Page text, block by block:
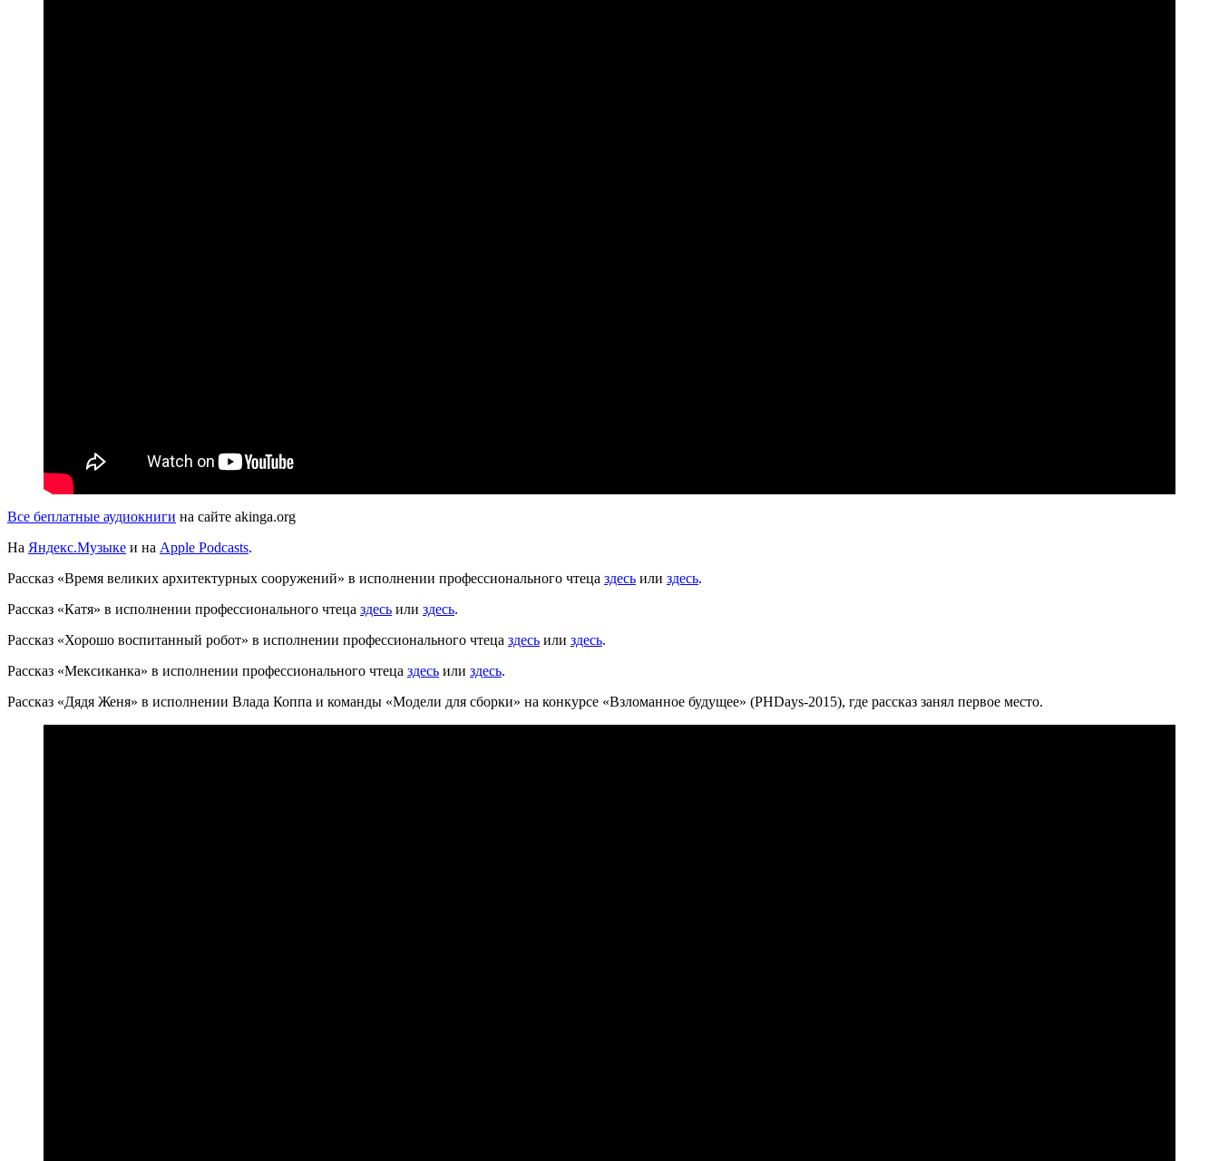
Все беплатные аудиокниги на сайте akinga.org
На Яндекс.Музыке и на Apple Podcasts.
Рассказ «Время великих архитектурных сооружений» в исполнении профессионального чтеца здесь или здесь.
Рассказ «Катя» в исполнении профессионального чтеца здесь или здесь.
Рассказ «Хорошо воспитанный робот» в исполнении профессионального чтеца здесь или здесь.
Рассказ «Мексиканка» в исполнении профессионального чтеца здесь или здесь.
Рассказ «Дядя Женя» в исполнении Влада Коппа и команды «Модели для сборки» на конкурсе «Взломанное будущее» (PHDays-2015), где рассказ занял первое место.